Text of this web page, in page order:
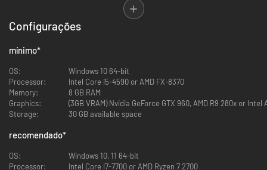
A pressão de estar ao mais alto nível em competições automóvel
não está presente apenas no dia da corrida. Gere os pilotos, o
pessoal, a preparação do carro e as instalações durante várias
lugar no pódio da Formula 1.
NOVIDADES EM 2024
CRIA UMA EQUIPA
Pela primeira vez na série, cria a tua própria equipa, mostra o que vales
equipa, desde as configurações do carro e esquema de pintura, ao
pilotos, e negoceia com os patrocinadores para que possam anunciar no
Configurações
mínimo*
OS:
Windows 10 64-bit
Processor:
Intel Core i5-4590 or AMD FX-8370
Memory:
8 GB RAM
Graphics:
(3GB VRAM) Nvidia GeForce GTX 960, AMD R9 280x or Intel
Storage:
30 GB available space
recomendado*
OS:
Windows 10, 11 64-bit
Processor:
Intel Core i7-7700 or AMD Ryzen 7 2700